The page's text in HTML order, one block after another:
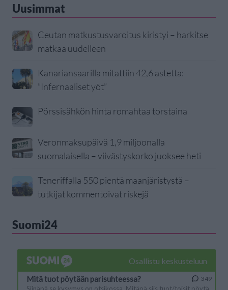
Uusimmat
Ceutan matkustusvaroitus kiristyi – harkitse
matkaa uudelleen
Kanariansaarilla mitattiin 42,6 astetta:
”Infernaaliset yöt”
Pörssisähkön hinta romahtaa torstaina
Veronmaksupäivä 1,9 miljoonalla
suomalaisella – viivästyskorko juoksee heti
Teneriffalla 550 pientä maanjäristystä –
tutkijat kommentoivat riskejä
Suomi24